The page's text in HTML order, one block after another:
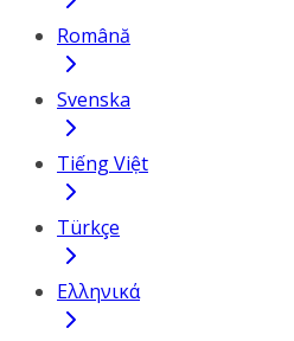
Română
Svenska
Tiếng Việt
Türkçe
Ελληνικά